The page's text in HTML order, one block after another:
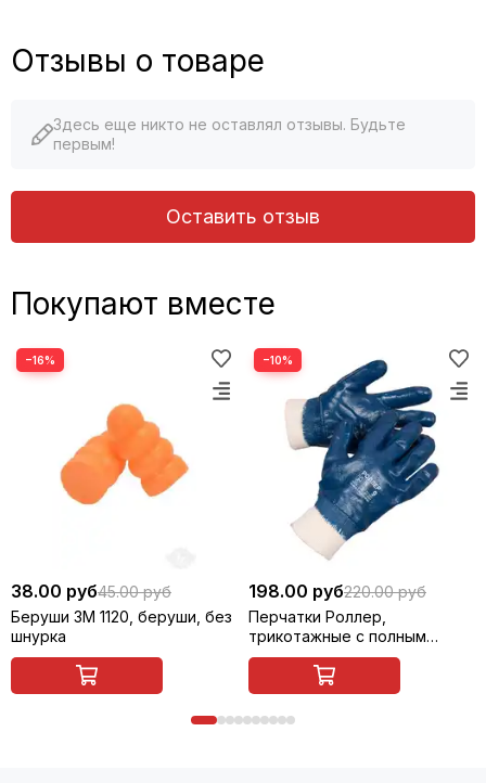
Отзывы о товаре
Здесь еще никто не оставлял отзывы. Будьте
первым!
Оставить отзыв
Покупают вместе
−16%
38.00 руб45.00 руб
Беруши 3M 1120, беруши, без
шнурка
−10%
198.00 руб220.00 руб
Перчатки Роллер,
трикотажные с полным
покрытием из нитрила,